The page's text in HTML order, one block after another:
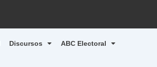
Discursos ABC Electoral